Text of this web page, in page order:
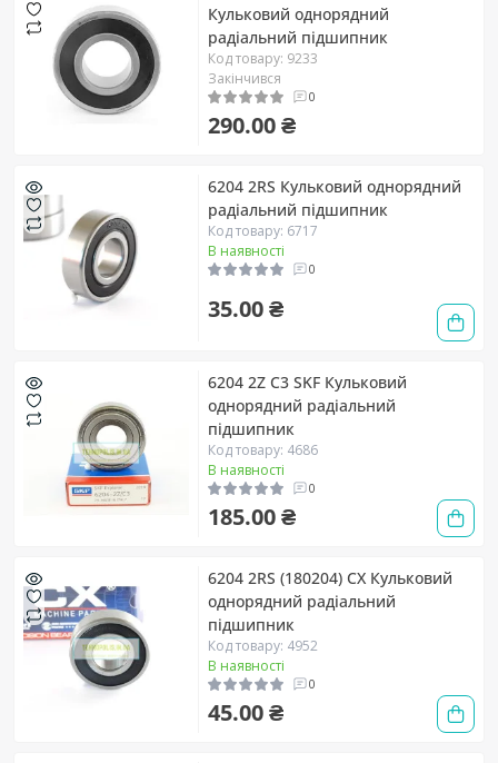
Кульковий однорядний
радіальний підшипник
Код товару: 9233
Закінчився
0
290.00 ₴
6204 2RS Кульковий однорядний
радіальний підшипник
Код товару: 6717
В наявності
0
35.00 ₴
6204 2Z C3 SKF Кульковий
однорядний радіальний
підшипник
Код товару: 4686
В наявності
0
185.00 ₴
6204 2RS (180204) CX Кульковий
однорядний радіальний
підшипник
Код товару: 4952
В наявності
0
45.00 ₴